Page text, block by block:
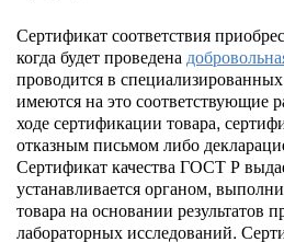
Сертификат соответствия
когда будет проведена
проводится в
имеются на это соответствующие
ходе сертификации товара,
отказным письмом либо
Сертификат качества ГОСТ Р
устанавливается органом,
товара на основании результатов
лабораторных исследований.